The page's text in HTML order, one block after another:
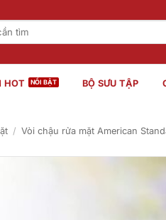
HOT BỘ SƯU TẬP
/ Vòi chậu rửa mặt American